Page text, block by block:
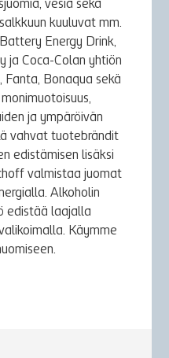
vesiä sekä
kuuluvat mm.
Energy Drink,
ja Coca-Colan yhtiön
Fanta, Bonaqua sekä
ja ympäröivän
vahvat tuotebrändit
edistämisen lisäksi
valmistaa juomat
Alkoholin
edistää laajalla
Käymme